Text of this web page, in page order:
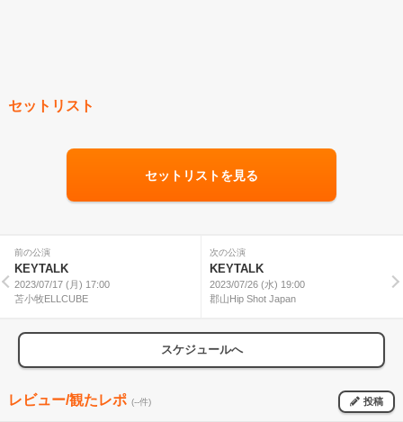
セットリスト
セットリストを見る
前の公演
KEYTALK
2023/07/17 (月) 17:00
苫小牧ELLCUBE
次の公演
KEYTALK
2023/07/26 (水) 19:00
郡山Hip Shot Japan
スケジュールへ
レビュー/観たレポ (--件) 投稿